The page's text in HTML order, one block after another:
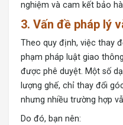
nghiệm và cam kết bảo
3. Vấn đề pháp lý
Theo quy định, việc thay
phạm pháp luật giao
được phê duyệt. Một số
lượng ghế, chỉ thay đổi
nhưng nhiều trường hợp
Do đó, bạn nên: